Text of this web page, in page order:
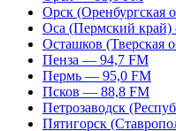
Орск (Оренбургская
Оса (Пермский
Осташков (Тверская
Пенза — 94,7 FM
Пермь — 95,0 FM
Псков — 88,8 FM
Петрозаводск
Пятигорск